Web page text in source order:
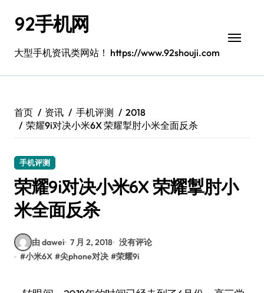
92手机网
大型手机资讯类网站！ https://www.92shouji.com
首页 资讯 手机评测
2018
荣耀9i对决小米6X 荣耀掣肘小米全面反杀
手机评测
荣耀9i对决小米6X 荣耀掣肘小
米全面反杀
由 dawei 7 月 2, 2018 没有评论
#小米6X #尖phone对决 #荣耀9i